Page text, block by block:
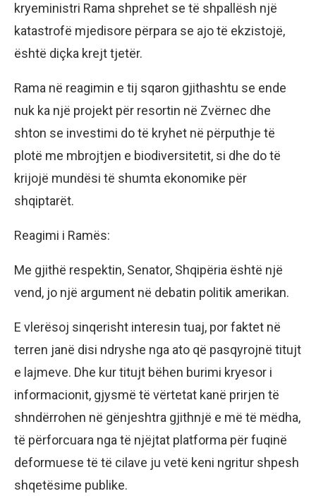
kryeministri Rama shprehet se të shpallësh një
katastrofë mjedisore përpara se ajo të ekzistojë,
është diçka krejt tjetër.
Rama në reagimin e tij sqaron gjithashtu se ende
nuk ka një projekt për resortin në Zvërnec dhe
shton se investimi do të kryhet në përputhje të
plotë me mbrojtjen e biodiversitetit, si dhe do të
krijojë mundësi të shumta ekonomike për
shqiptarët.
Reagimi i Ramës:
Me gjithë respektin, Senator, Shqipëria është një
vend, jo një argument në debatin politik amerikan.
E vlerësoj sinqerisht interesin tuaj, por faktet në
terren janë disi ndryshe nga ato që pasqyrojnë titujt
e lajmeve. Dhe kur titujt bëhen burimi kryesor i
informacionit, gjysmë të vërtetat kanë prirjen të
shndërrohen në gënjeshtra gjithnjë e më të mëdha,
të përforcuara nga të njëjtat platforma për fuqinë
deformuese të të cilave ju vetë keni ngritur shpesh
shqetësime publike.